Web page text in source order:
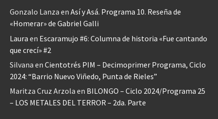
Gonzalo Lanza en Así y Asá. Programa 10. Reseña de
«Homerar» de Gabriel Galli
Laura en Escaramujo #6: Columna de historia «Fue cantando
que crecí» #2
Silvana en Cientotrés PIM – Decimoprimer Programa, Ciclo
2024: “Barrio Nuevo Viñedo, Punta de Rieles”
Maritza Cruz Arzola en BILONGO – Ciclo 2024/Programa 25
– LOS METALES DEL TERROR – 2da. Parte